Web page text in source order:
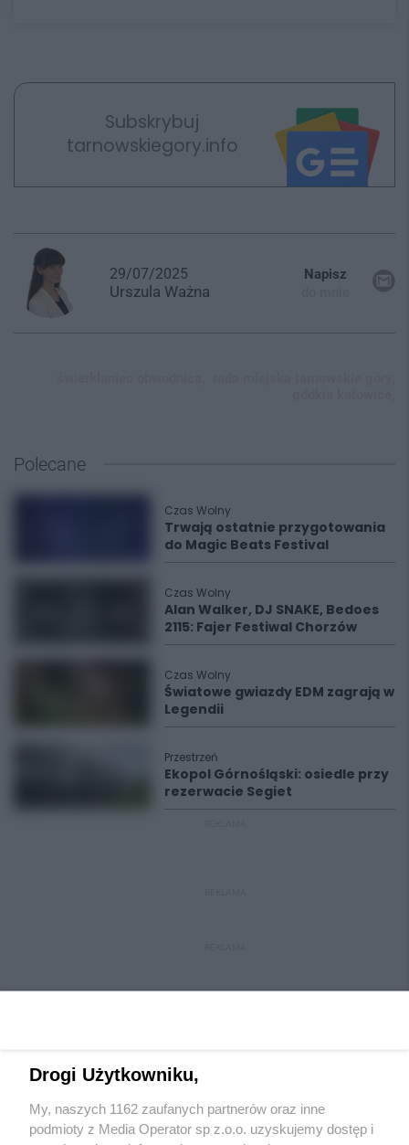
Subskrybuj
tarnowskiegory.info
29/07/2025
Urszula Ważna
Napisz
Polecane
Czas Wolny
Trwają ostatnie przygotowania
do Magic Beats Festival
Czas Wolny
Alan Walker, DJ SNAKE, Bedoes
2115: Fajer Festiwal Chorzów
Czas Wolny
Światowe gwiazdy EDM zagrają w
Legendii
Przestrzeń
Ekopol Górnośląski: osiedle przy
rezerwacie Segiet
Wydawca mediówlokalnych
Drogi Użytkowniku,
My, naszych 1162 zaufanych partnerów oraz inne
podmioty z Media Operator sp z.o.o. uzyskujemy dostęp i